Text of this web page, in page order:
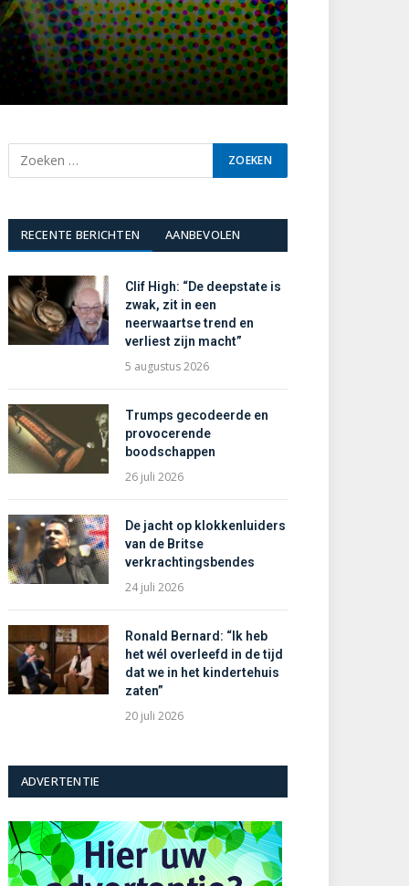
RECENTE BERICHTEN AANBEVOLEN
Clif High: “De deepstate is
zwak, zit in een
neerwaartse trend en
verliest zijn macht”
5 augustus 2026
Trumps gecodeerde en
provocerende
boodschappen
26 juli 2026
De jacht op klokkenluiders
van de Britse
verkrachtingsbendes
24 juli 2026
Ronald Bernard: “Ik heb
het wél overleefd in de tijd
dat we in het kindertehuis
zaten”
20 juli 2026
ADVERTENTIE